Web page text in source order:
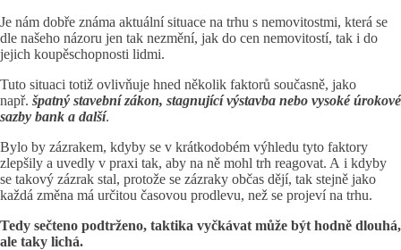
Je nám dobře známa aktuální situace na trhu s nemovitostmi, která se
dle našeho názoru jen tak nezmění, jak do cen nemovitostí, tak i do
jejich koupěschopnosti lidmi.
Tuto situaci totiž ovlivňuje hned několik faktorů současně, jako
např. špatný stavební zákon, stagnující výstavba nebo vysoké úrokové
sazby bank a další.
Bylo by zázrakem, kdyby se v krátkodobém výhledu tyto faktory
zlepšily a uvedly v praxi tak, aby na ně mohl trh reagovat. A i kdyby
se takový zázrak stal, protože se zázraky občas dějí, tak stejně jako
každá změna má určitou časovou prodlevu, než se projeví na trhu.
Tedy sečteno podtrženo, taktika vyčkávat může být hodně dlouhá,
ale taky lichá.